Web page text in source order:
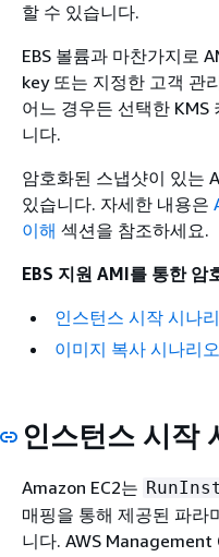
할 수 있습니다.
EBS 볼륨과 마찬가지로
key 또는 지정한 고객 관
어느 경우든 선택한
니다.
암호화된 스냅샷이 있는
있습니다. 자세한 내용은
이해 섹션을 참조하세요.
EBS 지원 AMI를 통한 암
인스턴스 시작 시나
이미지 복사 시나리오
인스턴스 시작
Amazon EC2는
매핑을 통해 제공된 파라
니다. AWS